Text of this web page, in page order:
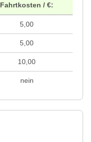
Fahrtkosten / €:
5,00
5,00
10,00
nein